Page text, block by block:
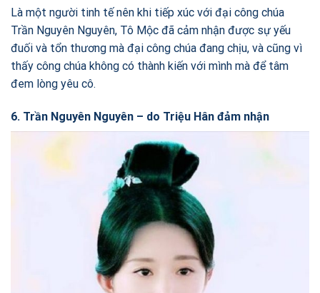
Là một người tinh tế nên khi tiếp xúc với đại công chúa
Trần Nguyên Nguyên, Tô Mộc đã cảm nhận được sự yếu
đuối và tổn thương mà đại công chúa đang chịu, và cũng vì
thấy công chúa không có thành kiến với mình mà để tâm
đem lòng yêu cô.
6. Trần Nguyên Nguyên – do Triệu Hân đảm nhận